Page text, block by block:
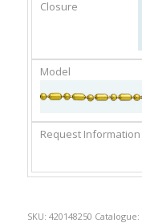
SKU: 420148250 Catalogue: